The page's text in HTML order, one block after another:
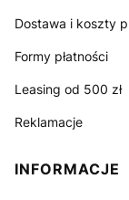
Dostawa i koszty
Formy płatności
Leasing od 500 zł
Reklamacje
INFORMACJE